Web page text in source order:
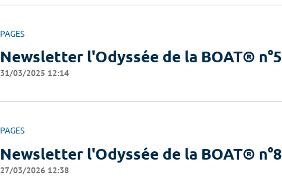
PAGES
Newsletter l'Odyssée de la BOAT® n°5
31/03/2025 12:14
PAGES
Newsletter l'Odyssée de la BOAT® n°8
27/03/2026 12:38